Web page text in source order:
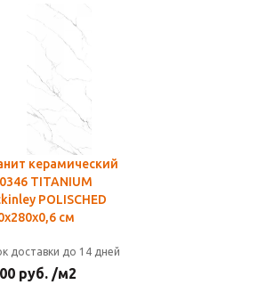
керамический
TITANIUM
POLISCHED
см
доставки до 14 дней
руб. /м2